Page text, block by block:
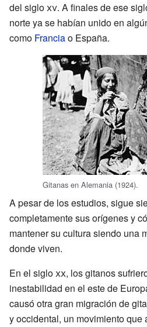
del sigloxv. A finales de ese
norte ya se habían unido en
como Franciao España.
Gitanas en Alemania (1924).
A pesar de los estudios, sigue
completamente sus orígenes y
mantener su cultura siendo una
donde viven.
En el sigloxx, los gitanos
inestabilidad en el este de
causó otra gran migración de
y occidental, un movimiento que